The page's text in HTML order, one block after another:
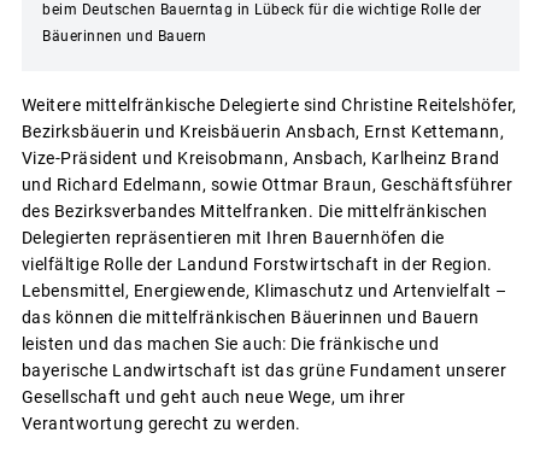
beim Deutschen Bauerntag in Lübeck für die wichtige Rolle der
Bäuerinnen und Bauern
Weitere mittelfränkische Delegierte sind Christine Reitelshöfer,
Bezirksbäuerin und Kreisbäuerin Ansbach, Ernst Kettemann,
Vize-Präsident und Kreisobmann, Ansbach, Karlheinz Brand
und Richard Edelmann, sowie Ottmar Braun, Geschäftsführer
des Bezirksverbandes Mittelfranken. Die mittelfränkischen
Delegierten repräsentieren mit Ihren Bauernhöfen die
vielfältige Rolle der Landund Forstwirtschaft in der Region.
Lebensmittel, Energiewende, Klimaschutz und Artenvielfalt –
das können die mittelfränkischen Bäuerinnen und Bauern
leisten und das machen Sie auch: Die fränkische und
bayerische Landwirtschaft ist das grüne Fundament unserer
Gesellschaft und geht auch neue Wege, um ihrer
Verantwortung gerecht zu werden.